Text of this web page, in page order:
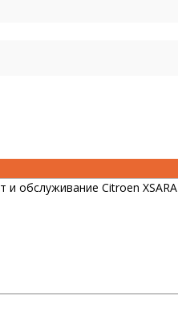
и обслуживание Citroen XSARA